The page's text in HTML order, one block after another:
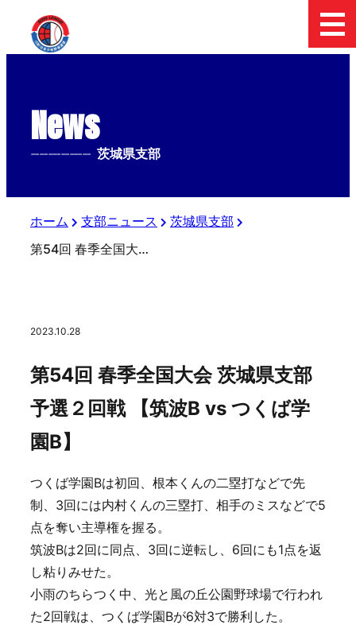
News
-------------- 茨城県支部
ホーム 支部ニュース
茨城県支部
第54回 春季全国大会 茨城県支部予選２回戦 【筑波B vs つくば学園B】
2023.10.28
第54回 春季全国大会 茨城県支部
予選２回戦 【筑波B vs つくば学
園B】
つくば学園Bは初回、根本くんの二塁打などで先
制、3回には内村くんの三塁打、相手のミスなどで5
点を奪い主導権を握る。
筑波Bは2回に同点、3回に逆転し、6回にも1点を返
し粘りみせた。
小雨のちらつく中、光と風の丘公園野球場で行われ
た2回戦は、つくば学園Bが6対3で勝利した。